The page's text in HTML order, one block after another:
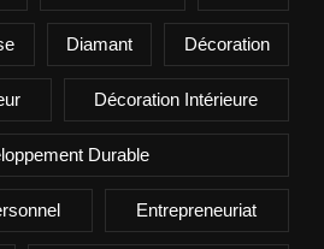
Diamant Décoration
Décoration Intérieure
Durable
Entrepreneuriat